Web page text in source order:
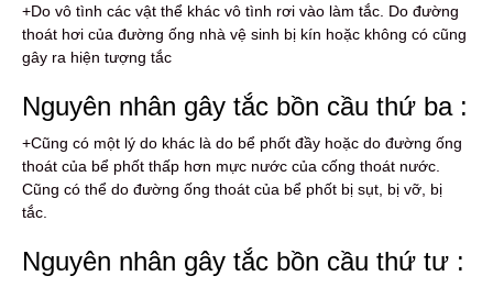
+Do vô tình các vật thể khác vô tình rơi vào làm tắc. Do đường
thoát hơi của đường ống nhà vệ sinh bị kín hoặc không có cũng
gây ra hiện tượng tắc
Nguyên nhân gây tắc bồn cầu thứ ba :
+Cũng có một lý do khác là do bể phốt đầy hoặc do đường ống
thoát của bể phốt thấp hơn mực nước của cống thoát nước.
Cũng có thể do đường ống thoát của bể phốt bị sụt, bị vỡ, bị
tắc.
Nguyên nhân gây tắc bồn cầu thứ tư :